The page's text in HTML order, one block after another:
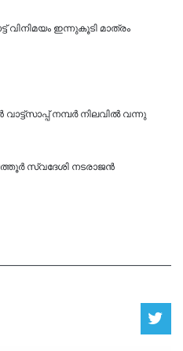
വിനിമയം ഇന്നുകൂടി മാത്രം
നമ്പർ നിലവിൽ വന്നു
സ്വദേശി നടരാജന്‍